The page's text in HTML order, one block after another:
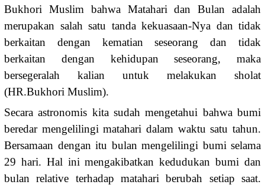
Bukhori Muslim bahwa Matahari dan Bulan adalah
merupakan salah satu tanda kekuasaan-Nya dan tidak
berkaitan dengan kematian seseorang dan tidak
berkaitan dengan kehidupan seseorang, maka
bersegeralah kalian untuk melakukan sholat
(HR.Bukhori Muslim).
Secara astronomis kita sudah mengetahui bahwa bumi
beredar mengelilingi matahari dalam waktu satu tahun.
Bersamaan dengan itu bulan mengelilingi bumi selama
29 hari. Hal ini mengakibatkan kedudukan bumi dan
bulan relative terhadap matahari berubah setiap saat.